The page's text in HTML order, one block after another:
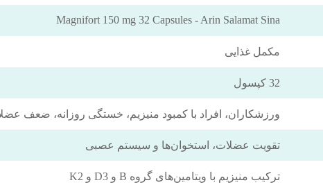
Magnifort 150 mg 32 Capsules - Arin Salamat Sina
مکمل غذایی
32 کپسول
ورزشکاران، افراد با کمبود منیزیم، خستگی روزانه، ضعف
تقویت عضلات، استخوان‌ها و سیستم عصبی
ترکیب منیزیم با ویتامین‌های گروه B و D3 و K2